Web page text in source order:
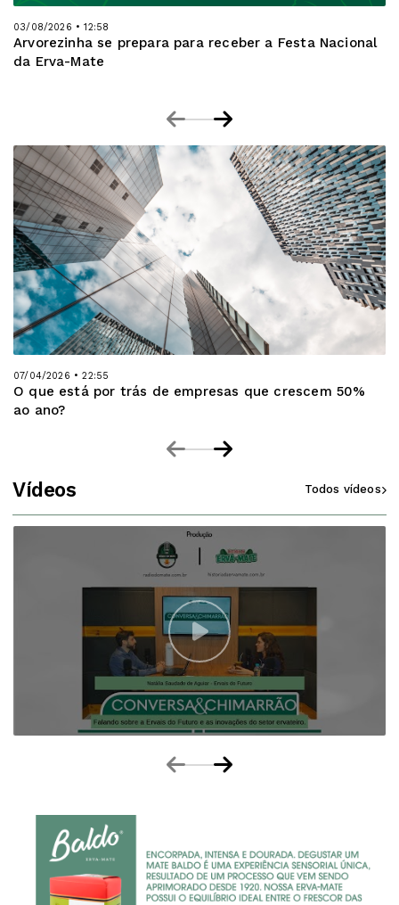
03/08/2026 • 12:58
Arvorezinha se prepara para receber a Festa Nacional
da Erva-Mate
07/04/2026 • 22:55
O que está por trás de empresas que crescem 50%
ao ano?
Vídeos Todos vídeos